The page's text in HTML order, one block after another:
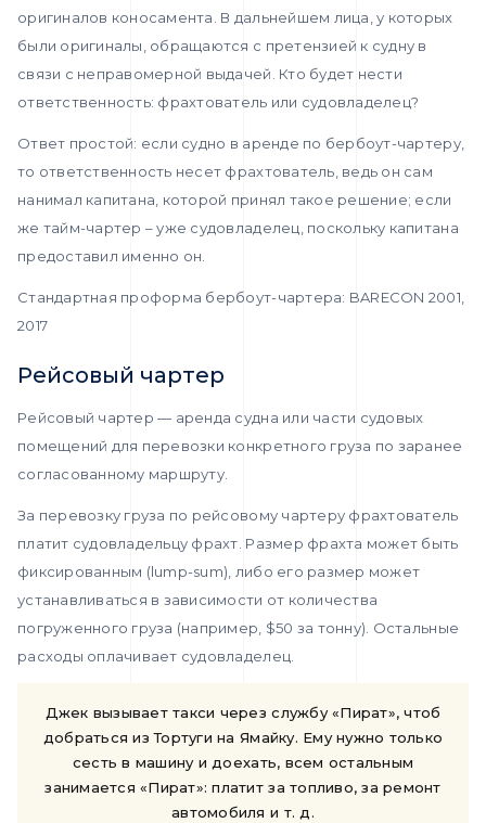
оригиналов коносамента. В дальнейшем лица, у которых
были оригиналы, обращаются с претензией к судну в
связи с неправомерной выдачей. Кто будет нести
ответственность: фрахтователь или судовладелец?
Ответ простой: если судно в аренде по бербоут-чартеру,
то ответственность несет фрахтователь, ведь он сам
нанимал капитана, которой принял такое решение; если
же тайм-чартер – уже судовладелец, поскольку капитана
предоставил именно он.
Стандартная проформа бербоут-чартера: BARECON 2001,
2017
Рейсовый чартер
Рейсовый чартер — аренда судна или части судовых
помещений для перевозки конкретного груза по заранее
согласованному маршруту.
За перевозку груза по рейсовому чартеру фрахтователь
платит судовладельцу фрахт. Размер фрахта может быть
фиксированным (lump-sum), либо его размер может
устанавливаться в зависимости от количества
погруженного груза (например, $50 за тонну). Остальные
расходы оплачивает судовладелец.
Джек вызывает такси через службу «Пират», чтоб
добраться из Тортуги на Ямайку. Ему нужно только
сесть в машину и доехать, всем остальным
занимается «Пират»: платит за топливо, за ремонт
автомобиля и т. д.